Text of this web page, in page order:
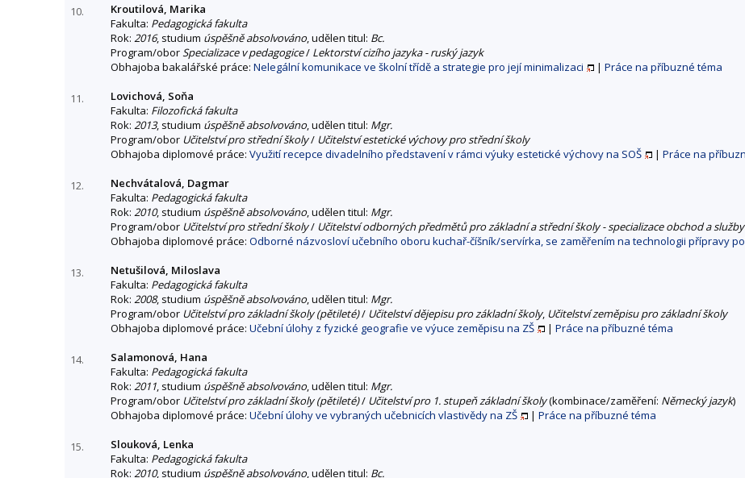
10.
Kroutilová, Marika
Fakulta: Pedagogická fakulta
Rok: 2016, studium úspěšně absolvováno, udělen titul: Bc.
Program/oborSpecializace v pedagogice/ Lektorství cizího jazyka - ruský jazyk
Obhajoba bakalářské práce: Nelegální komunikace ve školní třídě a strategie pro její minimalizaci | Práce na příbuzné téma
11.
Lovichová, Soňa
Fakulta: Filozofická fakulta
Rok: 2013, studium úspěšně absolvováno, udělen titul: Mgr.
Program/obor Učitelství pro střední školy/ Učitelství estetické výchovy pro střední školy
Obhajoba diplomové práce: Využití recepce divadelního představení v rámci výuky estetické výchovy na SOŠ | Práce na
12.
Nechvátalová, Dagmar
Fakulta: Pedagogická fakulta
Rok: 2010, studium úspěšně absolvováno, udělen titul: Mgr.
Program/obor Učitelství pro střední školy/ Učitelství odborných předmětů pro základní a střední školy - specializace obchod a služby
Obhajoba diplomové práce: Odborné názvosloví učebního oboru kuchař-číšník/servírka, se zaměřením na technologii přípravy
13.
Netušilová, Miloslava
Fakulta: Pedagogická fakulta
Rok: 2008, studium úspěšně absolvováno, udělen titul: Mgr.
Program/obor Učitelství pro základní školy (pětileté)/ Učitelství dějepisu pro základní školy, Učitelství zeměpisu pro základní školy
Obhajoba diplomové práce: Učební úlohy z fyzické geografie ve výuce zeměpisu na ZŠ | Práce na příbuzné téma
14.
Salamonová, Hana
Fakulta: Pedagogická fakulta
Rok: 2011, studium úspěšně absolvováno, udělen titul: Mgr.
Program/obor Učitelství pro základní školy (pětileté)/ Učitelství pro 1. stupeň základní školy(kombinace/zaměření: Německý jazyk)
Obhajoba diplomové práce: Učební úlohy ve vybraných učebnicích vlastivědy na ZŠ | Práce na příbuzné téma
15.
Slouková, Lenka
Fakulta: Pedagogická fakulta
Rok: 2010, studium úspěšně absolvováno, udělen titul: Bc.